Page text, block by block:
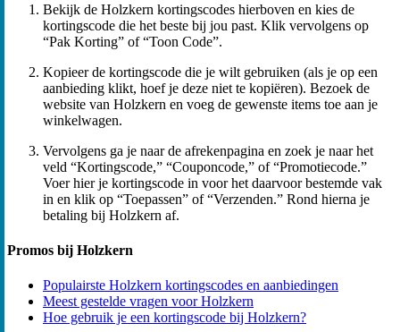
Bekijk de Holzkern kortingscodes hierboven en kies de
kortingscode die het beste bij jou past. Klik vervolgens op
“Pak Korting” of “Toon Code”.
Kopieer de kortingscode die je wilt gebruiken (als je op een
aanbieding klikt, hoef je deze niet te kopiëren). Bezoek de
website van Holzkern en voeg de gewenste items toe aan je
winkelwagen.
Vervolgens ga je naar de afrekenpagina en zoek je naar het
veld “Kortingscode,” “Couponcode,” of “Promotiecode.”
Voer hier je kortingscode in voor het daarvoor bestemde vak
in en klik op “Toepassen” of “Verzenden.” Rond hierna je
betaling bij Holzkern af.
Promos bij Holzkern
Populairste Holzkern kortingscodes en aanbiedingen
Meest gestelde vragen voor Holzkern
Hoe gebruik je een kortingscode bij Holzkern?